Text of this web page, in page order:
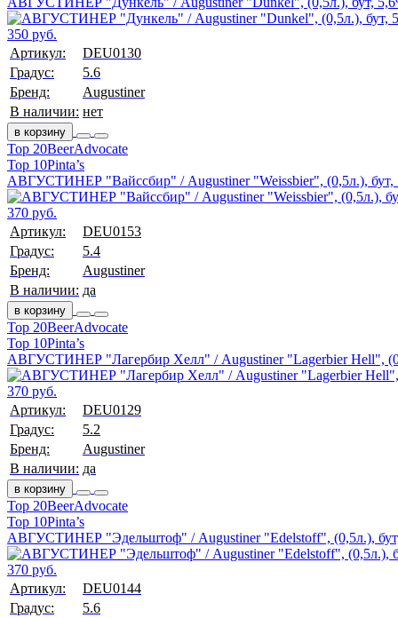
350 руб.
Артикул:
DEU0130
Градус:
5.6
Бренд:
Augustiner
В наличии: нет
в корзину
Top 20BeerAdvocate
Top 10Pinta’s
АВГУСТИНЕР "Вайссбир" / Augustiner "Weissbier", (0,5л.), бут,
370 руб.
Артикул:
DEU0153
Градус:
5.4
Бренд:
Augustiner
В наличии: да
в корзину
Top 20BeerAdvocate
Top 10Pinta’s
АВГУСТИНЕР "Лагербир Хелл" / Augustiner "Lagerbier Hell",
370 руб.
Артикул:
DEU0129
Градус:
5.2
Бренд:
Augustiner
В наличии: да
в корзину
Top 20BeerAdvocate
Top 10Pinta’s
АВГУСТИНЕР "Эдельштоф" / Augustiner "Edelstoff", (0,5л.), бут,
370 руб.
Артикул:
DEU0144
Градус:
5.6